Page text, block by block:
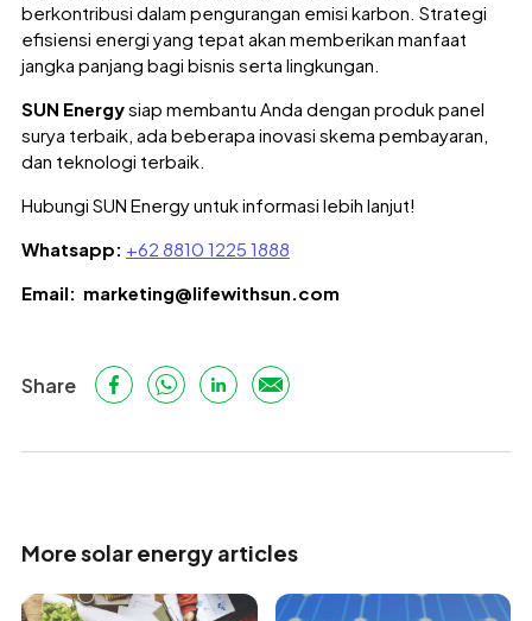
berkontribusi dalam pengurangan emisi karbon. Strategi
efisiensi energi yang tepat akan memberikan manfaat
jangka panjang bagi bisnis serta lingkungan.
SUN Energysiap membantu Anda dengan produk panel
surya terbaik, ada beberapa inovasi skema pembayaran,
dan teknologi terbaik.
Hubungi SUN Energyuntuk informasi lebih lanjut!
Whatsapp: +62 8810 1225 1888
Email: marketing@lifewithsun.com
Share
More solar energy articles